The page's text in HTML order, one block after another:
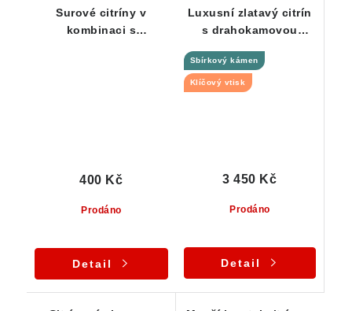
Surové citríny v
kombinaci s
Prodáno
400 Kč
Detail
Luxusní zlatavý citrín
s drahokamovou
krystalu
Sbírkový kámen
Klíčový vtisk
Prodáno
3 450 Kč
Detail